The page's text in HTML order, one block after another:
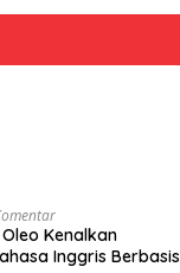
Kenalkan
Inggris Berbasis